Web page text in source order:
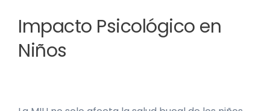
Impacto Psicológico en
Niños